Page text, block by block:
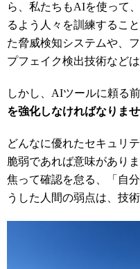
ら、私たちもAIを使って
るよう人々を訓練するこ
た脅威検知システムや、
プフェイク検出技術など
しかし、AIツールに頼る前
を強化しなければなりま
どんなに優れたセキュリ
脆弱であれば意味があり
焦って確認を怠る、「自
うした人間の弱点は、技